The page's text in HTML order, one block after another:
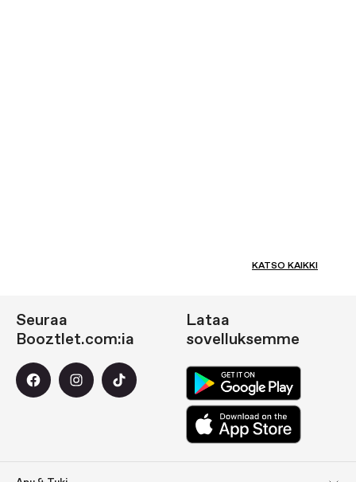
KATSO KAIKKI
Seuraa
Booztlet.com:ia
Lataa
sovelluksemme